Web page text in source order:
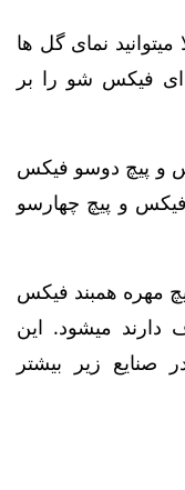
نمای گل ها
ای فیکس شو را بر
و پیچ دوسو فیکس
و پیچ چهارسو
مهره همبند فیکس
میشود. این
زیر بیشتر